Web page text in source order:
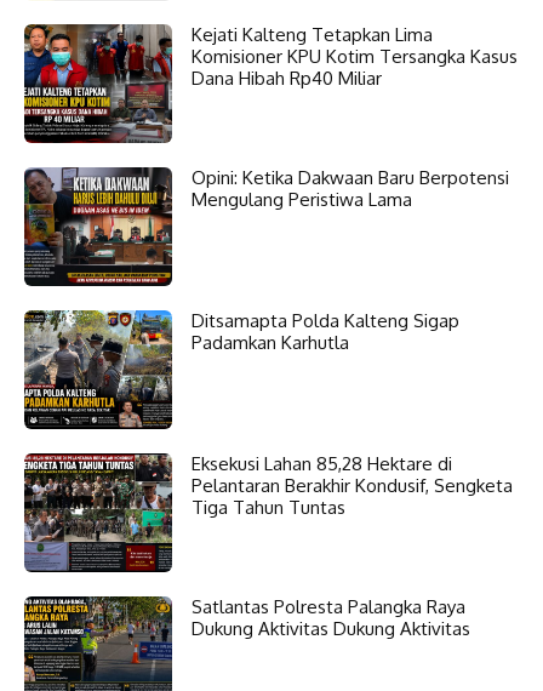
Kejati Kalteng Tetapkan Lima
Komisioner KPU Kotim Tersangka Kasus
Dana Hibah Rp40 Miliar
Opini: Ketika Dakwaan Baru Berpotensi
Mengulang Peristiwa Lama
Ditsamapta Polda Kalteng Sigap
Padamkan Karhutla
Eksekusi Lahan 85,28 Hektare di
Pelantaran Berakhir Kondusif, Sengketa
Tiga Tahun Tuntas
Satlantas Polresta Palangka Raya
Dukung Aktivitas Dukung Aktivitas